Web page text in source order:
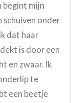
begint mijn
schuiven onder
dat haar
is door een
en zwaar. Ik
te
een beetje